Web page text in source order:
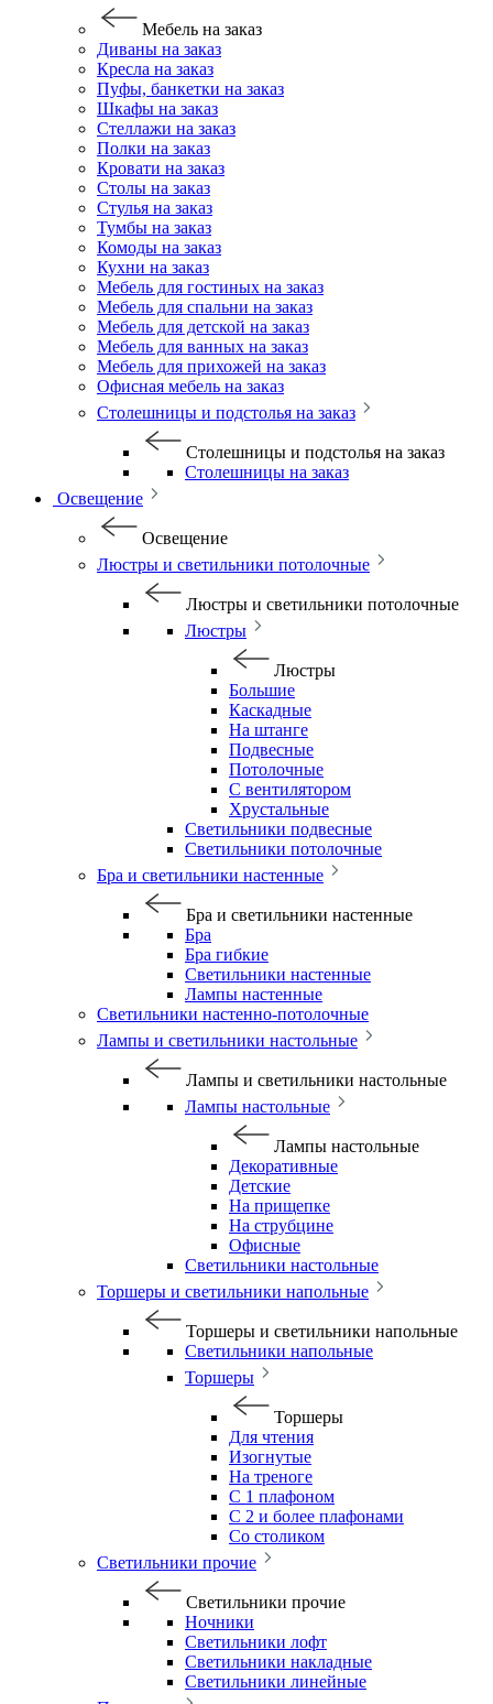
Мебель на заказ
Диваны на заказ
Кресла на заказ
Пуфы, банкетки на заказ
Шкафы на заказ
Стеллажи на заказ
Полки на заказ
Кровати на заказ
Столы на заказ
Стулья на заказ
Тумбы на заказ
Комоды на заказ
Кухни на заказ
Мебель для гостиных на заказ
Мебель для спальни на заказ
Мебель для детской на заказ
Мебель для ванных на заказ
Мебель для прихожей на заказ
Офисная мебель на заказ
Столешницы и подстолья на заказ
Столешницы и подстолья на заказ
Столешницы на заказ
Освещение
Освещение
Люстры и светильники потолочные
Люстры и светильники потолочные
Люстры
Люстры
Большие
Каскадные
На штанге
Подвесные
Потолочные
С вентилятором
Хрустальные
Светильники подвесные
Светильники потолочные
Бра и светильники настенные
Бра и светильники настенные
Бра
Бра гибкие
Светильники настенные
Лампы настенные
Светильники настенно-потолочные
Лампы и светильники настольные
Лампы и светильники настольные
Лампы настольные
Лампы настольные
Декоративные
Детские
На прищепке
На струбцине
Офисные
Светильники настольные
Торшеры и светильники напольные
Торшеры и светильники напольные
Светильники напольные
Торшеры
Торшеры
Для чтения
Изогнутые
На треноге
С 1 плафоном
С 2 и более плафонами
Со столиком
Светильники прочие
Светильники прочие
Ночники
Светильники лофт
Светильники накладные
Светильники линейные